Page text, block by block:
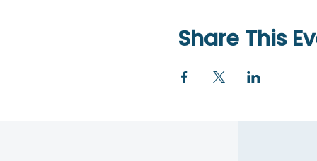
Share This